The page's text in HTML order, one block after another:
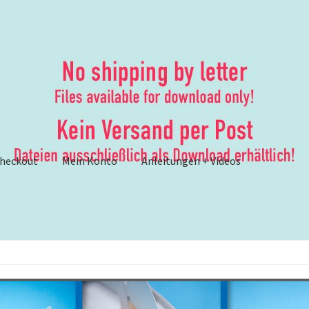
Mein Konto Anleitungen + Videos
– Brother ScanNCut: Lösungsvorschläge